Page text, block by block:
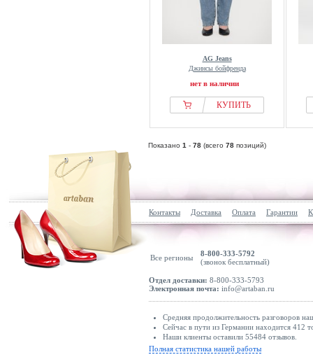
AG Jeans
Джинсы бойфренда
нет в наличии
КУПИТЬ
Показано 1 - 78 (всего 78 позиций)
Контакты Доставка Оплата Гарантии
Все регионы
8-800-333-5792
(звонок бесплатный)
Отдел доставки: 8-800-333-5793
Электронная почта: info@artaban.ru
Средняя продолжительность разговоров
Сейчас в пути из Германии находится 412
Наши клиенты оставили 55484 отзывов.
Полная статистика нашей работы